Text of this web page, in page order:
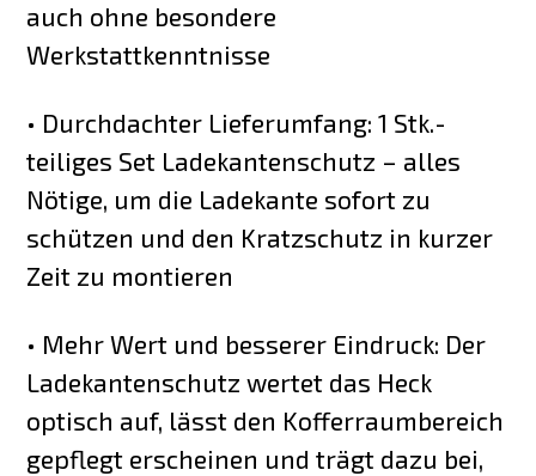
auch ohne besondere
Werkstattkenntnisse
• Durchdachter Lieferumfang: 1 Stk.-
teiliges Set Ladekantenschutz – alles
Nötige, um die Ladekante sofort zu
schützen und den Kratzschutz in kurzer
Zeit zu montieren
• Mehr Wert und besserer Eindruck: Der
Ladekantenschutz wertet das Heck
optisch auf, lässt den Kofferraumbereich
gepflegt erscheinen und trägt dazu bei,